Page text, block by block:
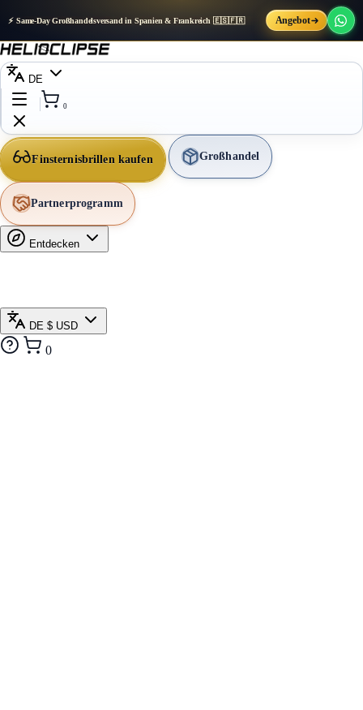
⚡ Same-Day Großhandelsversand in Spanien & Frankreich 🇪🇸🇫🇷 Angebot
DE
0
Finsternisbrillen kaufen Großhandel
Partnerprogramm
Entdecken
DE $ USD
0